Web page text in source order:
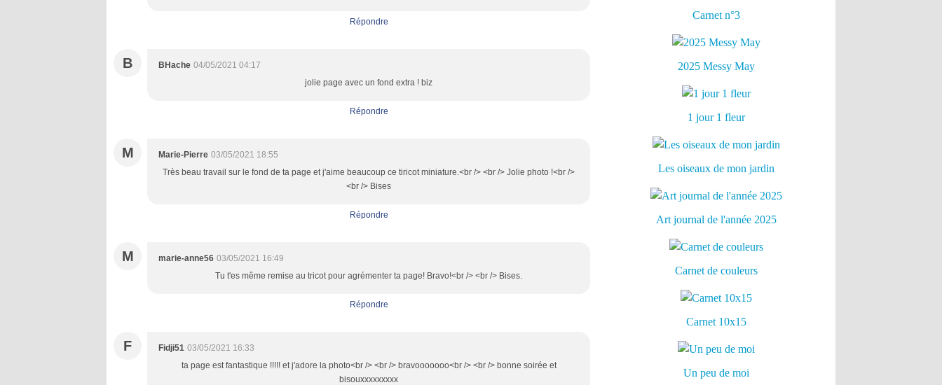
Répondre
B BHache 04/05/2021 04:17
jolie page avec un fond extra ! biz
Répondre
M Marie-Pierre 03/05/2021 18:55
Très beau travail sur le fond de ta page et j'aime beaucoup ce tiricot miniature.<br /> <br /> Jolie photo !<br />
<br /> Bises
Répondre
M marie-anne56 03/05/2021 16:49
Tu t'es même remise au tricot pour agrémenter ta page! Bravo!<br /> <br /> Bises.
Répondre
F Fidji51 03/05/2021 16:33
ta page est fantastique !!!!! et j'adore la photo<br /> <br /> bravooooooo<br /> <br /> bonne soirée et
bisouxxxxxxxxx
Carnet n°3
2025 Messy May
1 jour 1 fleur
Les oiseaux de mon jardin
Art journal de l'année 2025
Carnet de couleurs
Carnet 10x15
Un peu de moi